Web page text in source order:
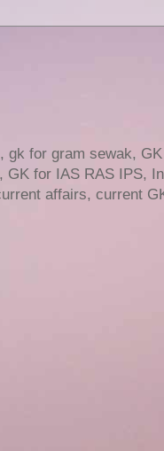
for gram sewak,
for IAS RAS IPS,
affairs, current